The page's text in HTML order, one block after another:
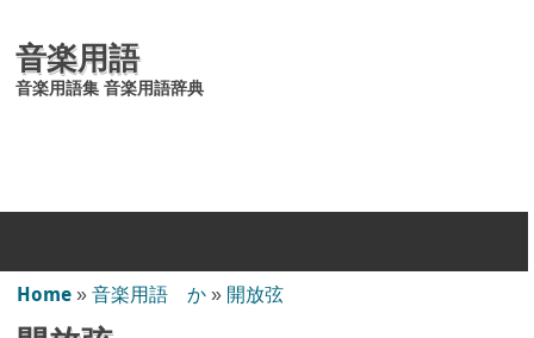
音楽用語
音楽用語集 音楽用語辞典
Home » 音楽用語 か » 開放弦